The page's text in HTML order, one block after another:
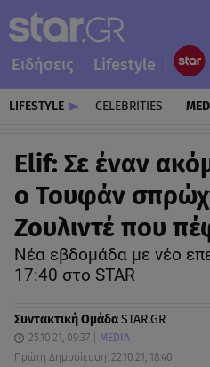
Ειδήσεις Lifestyle
LIFESTYLE CELEBRITIES
Elif: Σε έναν
ο Τουφάν
Ζουλιντέ που
Νέα εβδομάδα με νέο
17:40 στο STAR
Συντακτική ΟμάδαSTAR.GR
25.10.21, 09:37
MEDIA
Πρώτη Δημοσίευση: 22.10.21, 18:40